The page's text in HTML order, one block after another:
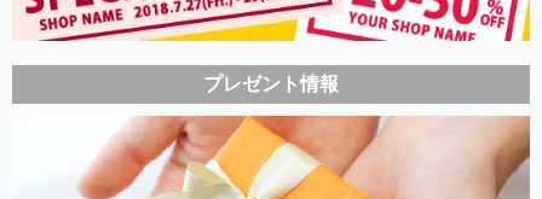
プレゼント情報